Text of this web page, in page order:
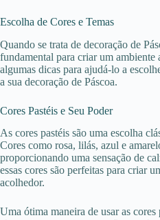
Escolha de Cores e Temas
Quando se trata de decoração de
fundamental para criar um
algumas dicas para ajudá-lo a
a sua decoração de Páscoa.
Cores Pastéis e Seu Poder
As cores pastéis são uma escolha
Cores como rosa, lilás, azul e
proporcionando uma sensação de
essas cores são perfeitas para criar
acolhedor.
Uma ótima maneira de usar as